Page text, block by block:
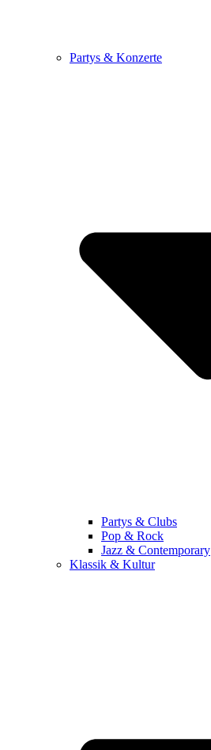
Partys & Konzerte
Partys & Clubs
Pop & Rock
Jazz & Contemporary
Klassik & Kultur